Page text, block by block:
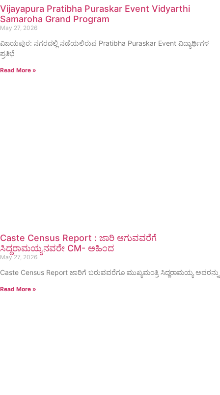
Vijayapura Pratibha Puraskar Event Vidyarthi
Samaroha Grand Program
May 27, 2026
ವಿಜಯಪುರ: ನಗರದಲ್ಲಿ ನಡೆಯಲಿರುವ Pratibha Puraskar Event ವಿದ್ಯಾರ್ಥಿಗಳ
ಪ್ರತಿಭೆ
Read More »
Caste Census Report : ಜಾರಿ ಆಗುವವರೆಗೆ
ಸಿದ್ದರಾಮಯ್ಯನವರೇ CM- ಅಹಿಂದ
May 27, 2026
Caste Census Report ಜಾರಿಗೆ ಬರುವವರೆಗೂ ಮುಖ್ಯಮಂತ್ರಿ ಸಿದ್ದರಾಮಯ್ಯ ಅವರನ್ನು
Read More »